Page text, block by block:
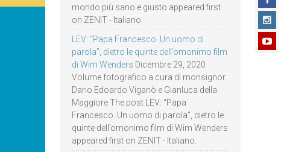
mondo più sano e giusto appeared first
on ZENIT - Italiano.
LEV: “Papa Francesco. Un uomo di
parola”, dietro le quinte dell’omonimo film
di Wim Wenders Dicembre 29, 2020
Volume fotografico a cura di monsignor
Dario Edoardo Viganò e Gianluca della
Maggiore The post LEV: “Papa
Francesco. Un uomo di parola”, dietro le
quinte dell’omonimo film di Wim Wenders
appeared first on ZENIT - Italiano.